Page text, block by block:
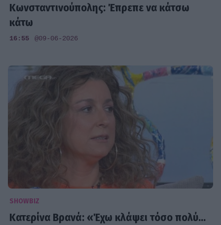
Κωνσταντινούπολης: Έπρεπε να κάτσω
κάτω
16:55 @09-06-2026
SHOWBIZ
Κατερίνα Βρανά: «Έχω κλάψει τόσο πολύ...